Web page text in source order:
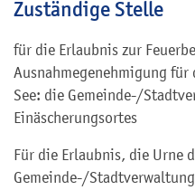
Zuständige Stelle
für die Erlaubnis zur
Ausnahmegenehmigung
See: die Gemeinde-/
Einäscherungsortes
Für die Erlaubnis, die Urne
Gemeinde-/